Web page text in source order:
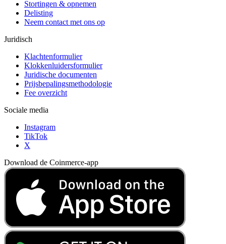
Stortingen & opnemen
Delisting
Neem contact met ons op
Juridisch
Klachtenformulier
Klokkenluidersformulier
Juridische documenten
Prijsbepalingsmethodologie
Fee overzicht
Sociale media
Instagram
TikTok
X
Download de Coinmerce-app